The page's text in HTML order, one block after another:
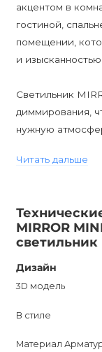
акцентом в
гостиной,
помещении,
и изысканностью.
Светильник
диммирования,
нужную
Благодаря длине
Продукт имеет
его высоком
влагозащиту
использования
получения
Читать дальше
MIRROR
светильник
Дизайн
3D модель
В стиле
Материал